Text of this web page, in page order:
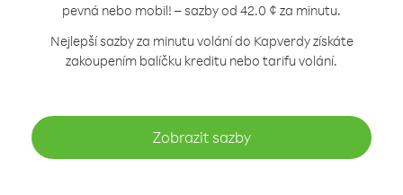
pevná nebo mobil! – sazby od 42.0 ¢ za minutu.
Nejlepší sazby za minutu volání do Kapverdy získáte
zakoupením balíčku kreditu nebo tarifu volání.
Zobrazit sazby